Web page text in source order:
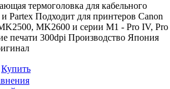
термоголовка для кабельного
Partex Подходит для принтеров Canon
MK2600 и серии M1 - Pro IV, Pro
печати 300dpi Производство Япония
Купить